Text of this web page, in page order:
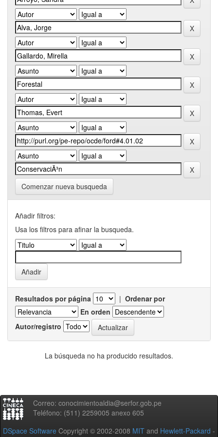
Comenzar nueva busqueda
Añadir filtros:
Usa los filtros para afinar la busqueda.
Resultados por página | Ordenar por
En orden
Autor/registro
La búsqueda no ha producido resultados.
Correo: conocimientoaldia@serfor.gob.pe
Teléfono: (511) 2259005 anexo 605
DSpace Software Copyright © 2002-2008 MIT and Hewlett-Packard -